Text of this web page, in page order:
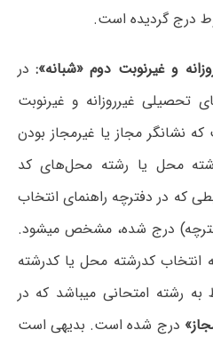
درج گردیده است.
و غیرنوبت دوم «شبانه»: در
تحصیلی غیرروزانه و غیرنوبت
نشانگر مجاز یا غیرمجاز بودن
محل یا رشته محل‌های کد
که در دفترچه راهنمای انتخاب
درج شده، مشخص میشود.
انتخاب کدرشته محل یا کدرشته
رشته امتحانی میباشد که در
درج شده است. بدیهی است